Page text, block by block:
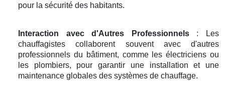
pour la sécurité des habitants.
Interaction avec d'Autres Professionnels: Les
chauffagistes collaborent souvent avec d'autres
professionnels du bâtiment, comme les électriciens ou
les plombiers, pour garantir une installation et une
maintenance globales des systèmes de chauffage.